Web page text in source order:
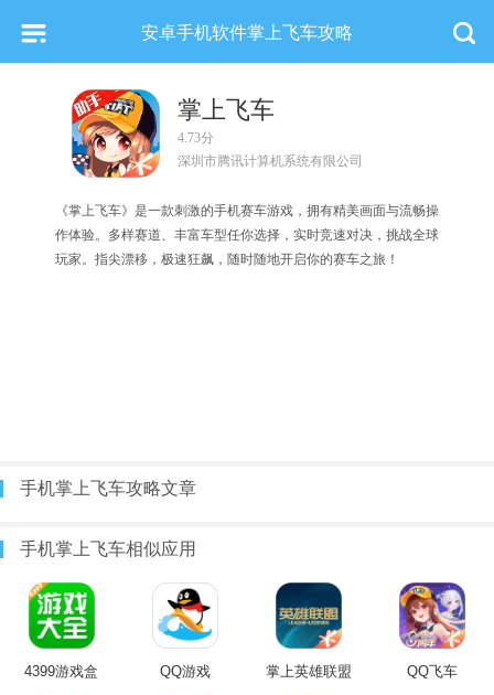
安卓手机软件掌上飞车攻略
掌上飞车
4.73分
深圳市腾讯计算机系统有限公司
《掌上飞车》是一款刺激的手机赛车游戏，拥有精美画面与流畅操
作体验。多样赛道、丰富车型任你选择，实时竞速对决，挑战全球
玩家。指尖漂移，极速狂飙，随时随地开启你的赛车之旅！
手机掌上飞车攻略文章
手机掌上飞车相似应用
4399游戏盒 QQ游戏 掌上英雄联盟 QQ飞车